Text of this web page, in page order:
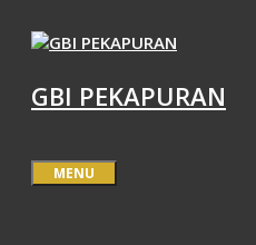
GBI PEKAPURAN
MENU